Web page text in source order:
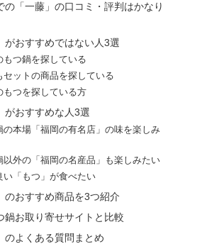
の「一藤」の口コミ・評判はかなり
がおすすめではない人3選
もつ鍋を探している
セットの商品を探している
もつを探している方
がおすすめな人3選
の本場「福岡の有名店」の味を楽しみ
以外の「福岡の名産品」も楽しみたい
い「もつ」が食べたい
のおすすめ商品を3つ紹介
鍋お取り寄せサイトと比較
のよくある質問まとめ